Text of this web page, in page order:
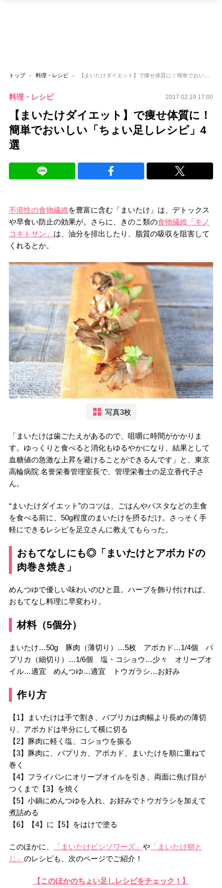
トップ 料理・レシピ 【まいたけダイエット】で痩せ体質に！簡単でおいしい「ちょい足しレシピ」4選
料理・レシピ 2017.02.19 17:00
【まいたけダイエット】で痩せ体質に！
簡単でおいしい「ちょい足しレシピ」4
選
不溶性の食物繊維を豊富に含む「まいたけ」は、デトックス
や早食い防止の効果が。さらに、きのこ類の食物繊維「キノ
コキトサン」 は、油分を排出したり、脂質の吸収を阻害して
くれるとか。
写真3枚
「まいたけは歯ごたえがあるので、咀嚼に時間がかかりま
す。ゆっくりと食べると消化もゆるやかになり、結果として
血糖値の急激な上昇を避けることができるんです」と、東京
高輪病院 名誉栄養管理室長で、管理栄養士の足立香代子さ
ん。
“まいたけダイエット”のコツは、ごはんやパスタなどの主食
を食べる前に、50g程度のまいたけを摂るだけ。さっそく手
軽にできるレシピを足立さんに教えてもらった。
おもてなしにも◎「まいたけとアボカドの
肉巻き焼き」
めんつゆで優しい味わいのひと皿。ハーブを飾り付ければ、
おもてなし料理に早変わり。
材料（5個分）
まいたけ…50g 豚肉（薄切り）…5枚 アボカド…1/4個 パ
プリカ（細切り）…1/6個 塩・コショウ…少々 オリーブオ
イル…適宜 めんつゆ…適宜 トウガラシ…お好み
作り方
【1】まいたけは手で割き、パプリカは肉幅より長めの薄切
り、アボカドは半分にして横に切る
【2】豚肉に軽く塩、コショウを振る
【3】豚肉に、パプリカ、アボカド、まいたけを順に重ねて
巻く
【4】フライパンにオリーブオイルを引き、両面に焦げ目が
つくまで【3】を焼く
【5】小鍋にめんつゆを入れ、お好みでトウガラシを加えて
煮詰める
【6】【4】に【5】をはけで塗る
このほかに、 「まいたけビシソワーズ」 や「まいたけ卵と
じ」 のレシピも、次のページでご紹介！
【このほかのちょい足しレシピをチェック！】